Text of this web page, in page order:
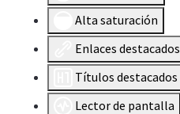
Alta saturación
Enlaces destacados
Títulos destacados
Lector de pantalla